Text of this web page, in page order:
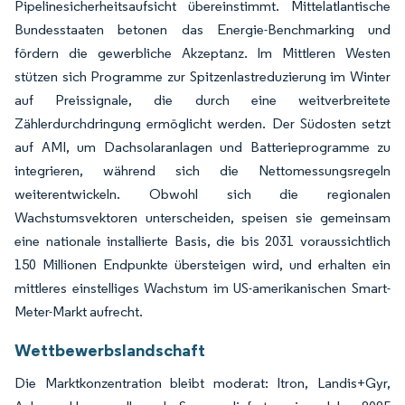
Pipelinesicherheitsaufsicht übereinstimmt. Mittelatlantische
Bundesstaaten betonen das Energie-Benchmarking und
fördern die gewerbliche Akzeptanz. Im Mittleren Westen
stützen sich Programme zur Spitzenlastreduzierung im Winter
auf Preissignale, die durch eine weitverbreitete
Zählerdurchdringung ermöglicht werden. Der Südosten setzt
auf AMI, um Dachsolaranlagen und Batterieprogramme zu
integrieren, während sich die Nettomessungsregeln
weiterentwickeln. Obwohl sich die regionalen
Wachstumsvektoren unterscheiden, speisen sie gemeinsam
eine nationale installierte Basis, die bis 2031 voraussichtlich
150 Millionen Endpunkte übersteigen wird, und erhalten ein
mittleres einstelliges Wachstum im US-amerikanischen Smart-
Meter-Markt aufrecht.
Wettbewerbslandschaft
Die Marktkonzentration bleibt moderat: Itron, Landis+Gyr,